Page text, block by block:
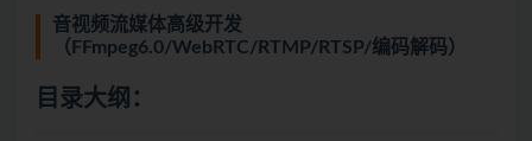
音视频流媒体高级开发
（FFmpeg6.0/WebRTC/RTMP/RTSP/编码解码）
目录大纲：